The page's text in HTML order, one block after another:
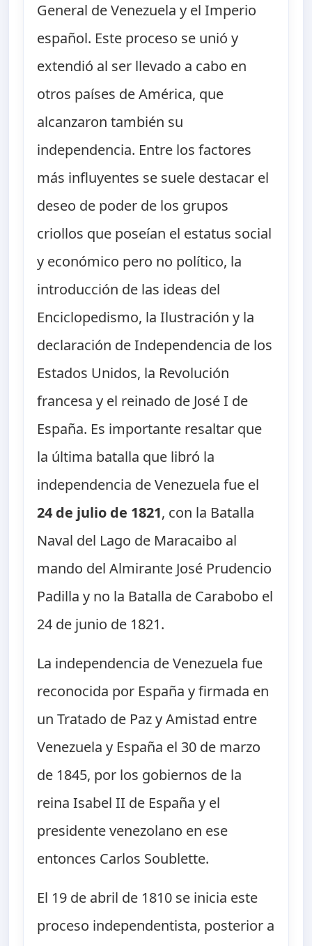
General de Venezuela y el Imperio
español. Este proceso se unió y
extendió al ser llevado a cabo en
otros países de América, que
alcanzaron también su
independencia. Entre los factores
más influyentes se suele destacar el
deseo de poder de los grupos
criollos que poseían el estatus social
y económico pero no político, la
introducción de las ideas del
Enciclopedismo, la Ilustración y la
declaración de Independencia de los
Estados Unidos, la Revolución
francesa y el reinado de José I de
España. Es importante resaltar que
la última batalla que libró la
independencia de Venezuela fue el
24 de julio de 1821, con la Batalla
Naval del Lago de Maracaibo al
mando del Almirante José Prudencio
Padilla y no la Batalla de Carabobo el
24 de junio de 1821.
La independencia de Venezuela fue
reconocida por España y firmada en
un Tratado de Paz y Amistad entre
Venezuela y España el 30 de marzo
de 1845, por los gobiernos de la
reina Isabel II de España y el
presidente venezolano en ese
entonces Carlos Soublette.
El 19 de abril de 1810 se inicia este
proceso independentista, posterior a